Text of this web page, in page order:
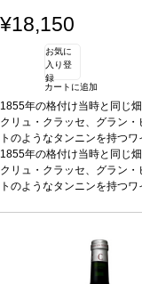
¥18,150
お気に
入り登
録
カートに追加
1855年の格付け当時と同じ畑を守り続
クリュ・クラッセ、グラン
トのようなタンニンを持つ
られている。 ポイヤックの
ワインに優雅さ、魅力、繊細
1855年の格付け当時と同じ畑を守り続
クリュ・クラッセ、グラン
トのようなタンニンを持つ